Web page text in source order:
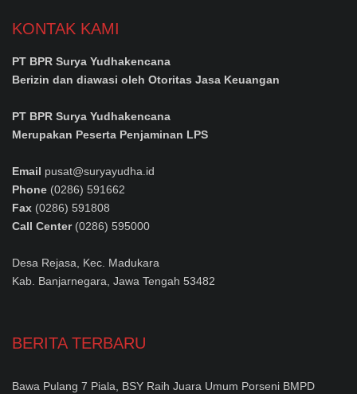
KONTAK KAMI
PT BPR Surya Yudhakencana
Berizin dan diawasi oleh Otoritas Jasa Keuangan
PT BPR Surya Yudhakencana
Merupakan Peserta Penjaminan LPS
Email pusat@suryayudha.id
Phone (0286) 591662
Fax (0286) 591808
Call Center(0286) 595000
Desa Rejasa, Kec. Madukara
Kab. Banjarnegara, Jawa Tengah 53482
BERITA TERBARU
Bawa Pulang 7 Piala, BSY Raih Juara Umum Porseni BMPD